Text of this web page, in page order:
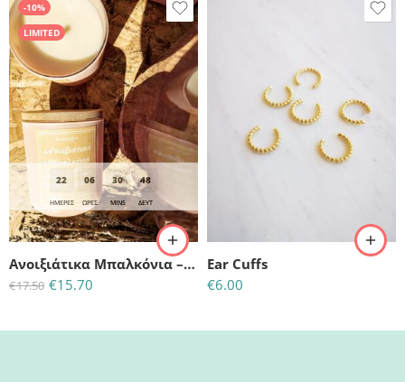
-10%
LIMITED
22
ΗΜΈΡΕΣ
06
ΩΡΕΣ
30
MINS
47
ΔΕΥΤ
Aνοιξιάτικα Μπαλκόνια – Αρωματικό κερί σόγιας
€17.50 €15.70
Ear Cuffs
€6.00